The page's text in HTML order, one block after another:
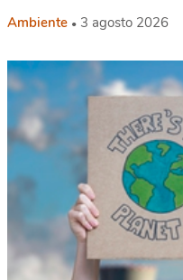
Ambiente 3 agosto 2026